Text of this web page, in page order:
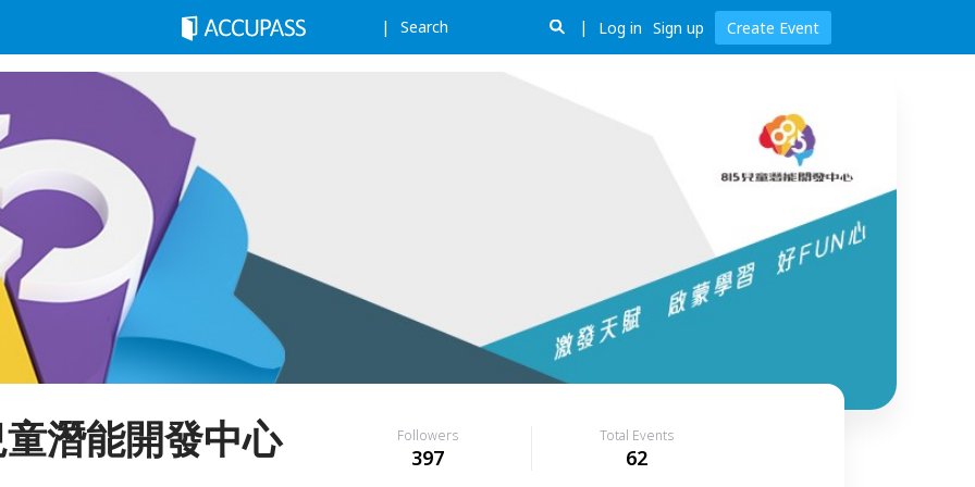
Search Log in Sign up Create Event
潛能開發中心 Followers
397
Total Events
62